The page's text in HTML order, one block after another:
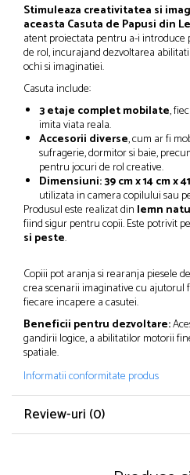
Stimuleaza creativitatea si
aceasta Casuta de Papusi din
atent proiectata pentru a-i
de rol, incurajand dezvoltarea
ochi si imaginatiei.
Casuta include:
3 etaje complet mobilate,
imita viata reala.
Accesorii diverse, cum ar fi
sufragerie, dormitor si baie,
pentru jocuri de rol creative.
Dimensiuni: 39 cm x 14 cm x
utilizata in camera copilului sau
Produsul este realizat din lemn
fiind sigur pentru copii. Este potrivit
si peste.
Copiii pot aranja si rearanja piesele
crea scenarii imaginative cu ajutorul
fiecare incapere a casutei.
Beneficii pentru dezvoltare:
gandirii logice, a abilitatilor motorii
spatiale.
Informatii conformitate produs
Review-uri (0)